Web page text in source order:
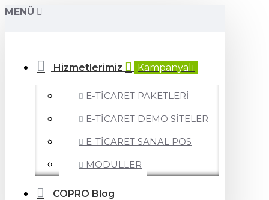
MENÜ
Hizmetlerimiz Kampanyalı
E-TİCARET PAKETLERİ
E-TİCARET DEMO SİTELER
E-TİCARET SANAL POS
MODÜLLER
COPRO Blog